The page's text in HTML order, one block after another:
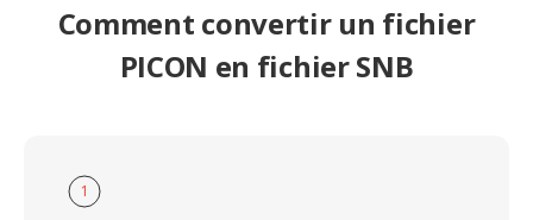
Comment convertir un fichier
PICON en fichier SNB
1